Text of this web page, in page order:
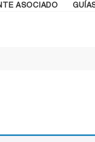
ASOCIADO